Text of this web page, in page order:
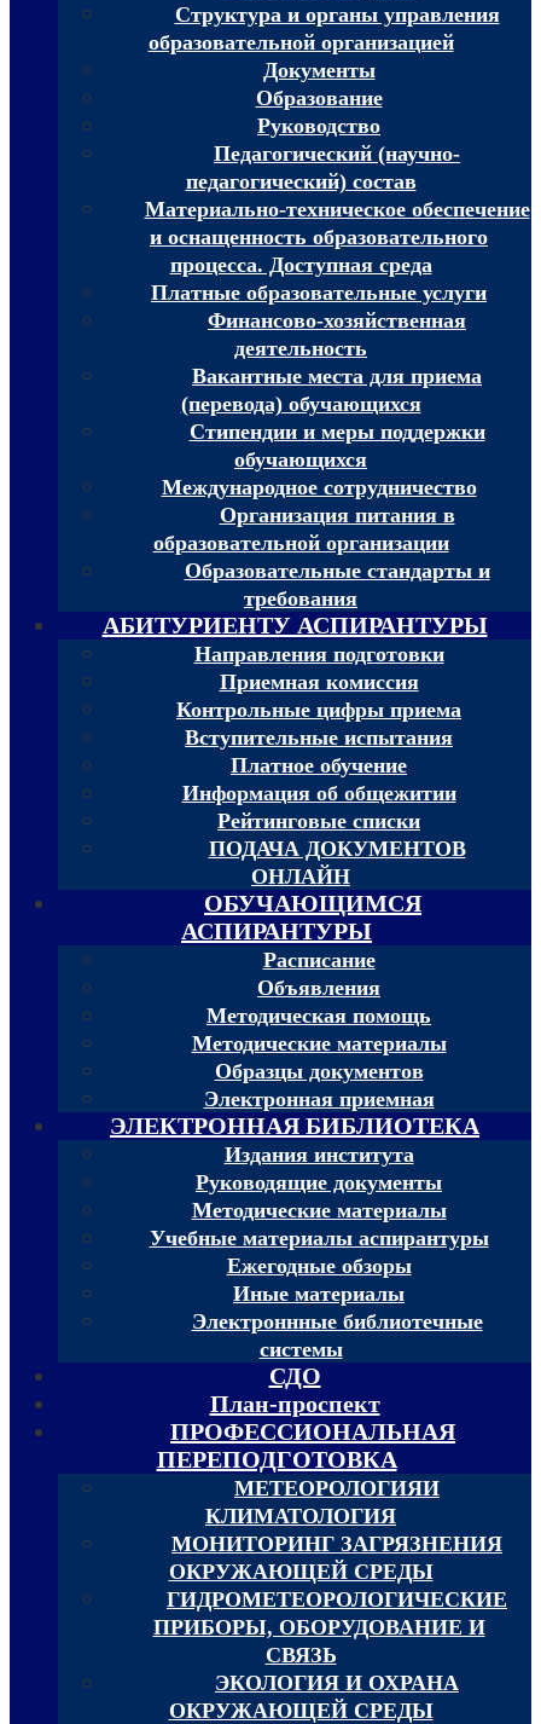
Структура и органы управления
образовательной организацией
Документы
Образование
Руководство
Педагогический (научно-
педагогический) состав
Материально-техническое обеспечение
и оснащенность образовательного
процесса. Доступная среда
Платные образовательные услуги
Финансово-хозяйственная
деятельность
Вакантные места для приема
(перевода) обучающихся
Стипендии и меры поддержки
обучающихся
Международное сотрудничество
Организация питания в
образовательной организации
Образовательные стандарты и
требования
АБИТУРИЕНТУ АСПИРАНТУРЫ
Направления подготовки
Приемная комиссия
Контрольные цифры приема
Вступительные испытания
Платное обучение
Информация об общежитии
Рейтинговые списки
ПОДАЧА ДОКУМЕНТОВ
ОНЛАЙН
ОБУЧАЮЩИМСЯ
АСПИРАНТУРЫ
Расписание
Объявления
Методическая помощь
Методические материалы
Образцы документов
Электронная приемная
ЭЛЕКТРОННАЯ БИБЛИОТЕКА
Издания института
Руководящие документы
Методические материалы
Учебные материалы аспирантуры
Ежегодные обзоры
Иные материалы
Электроннные библиотечные
системы
СДО
План-проспект
ПРОФЕССИОНАЛЬНАЯ
ПЕРЕПОДГОТОВКА
МЕТЕОРОЛОГИЯИ
КЛИМАТОЛОГИЯ
МОНИТОРИНГ ЗАГРЯЗНЕНИЯ
ОКРУЖАЮЩЕЙ СРЕДЫ
ГИДРОМЕТЕОРОЛОГИЧЕСКИЕ
ПРИБОРЫ, ОБОРУДОВАНИЕ И
СВЯЗЬ
ЭКОЛОГИЯ И ОХРАНА
ОКРУЖАЮЩЕЙ СРЕДЫ